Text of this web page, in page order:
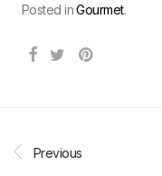
Posted inGourmet.
Previous